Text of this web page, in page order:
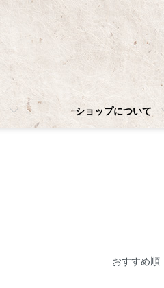
ショップについて
おすすめ順